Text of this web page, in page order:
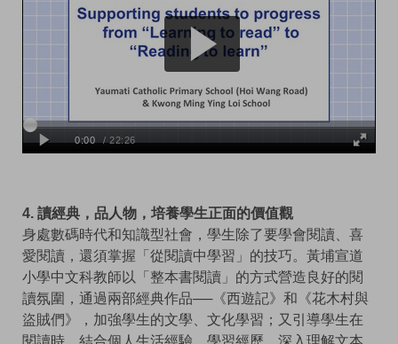
4. 讀經典，品人物，培養學生正面的價值觀
身處數碼時代和知識型社會，學生除了要學會閱讀、喜
愛閱讀，還須掌握「從閱讀中學習」的技巧。黃埔宣道
小學中文科教師以「整本書閱讀」的方式營造良好的閱
讀氛圍，通過兩部經典作品──《西遊記》和《花木村與
盜賊們》，加強學生的文學、文化學習；又引導學生在
閱讀時，結合個人生活經驗、學習經歷，深入理解文本